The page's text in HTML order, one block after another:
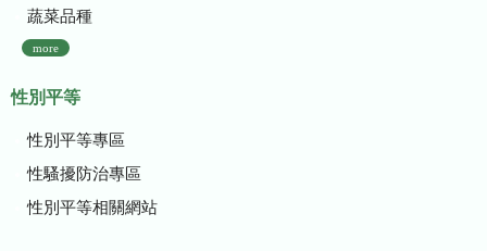
蔬菜品種
more
性別平等
性別平等專區
性騷擾防治專區
性別平等相關網站